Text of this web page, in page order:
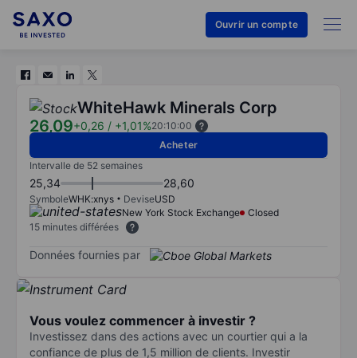
Ouvrir un compte
WhiteHawk Minerals Corp
26,09+0,26 / +1,01%20:10:00
Acheter
Intervalle de 52 semaines
25,34 28,60
SymboleWHK:xnys DeviseUSD
New York Stock Exchange
Closed
15 minutes différées
Données fournies par
Vous voulez commencer à investir ?
Investissez dans des actions avec un courtier qui a la
confiance de plus de 1,5 million de clients. Investir